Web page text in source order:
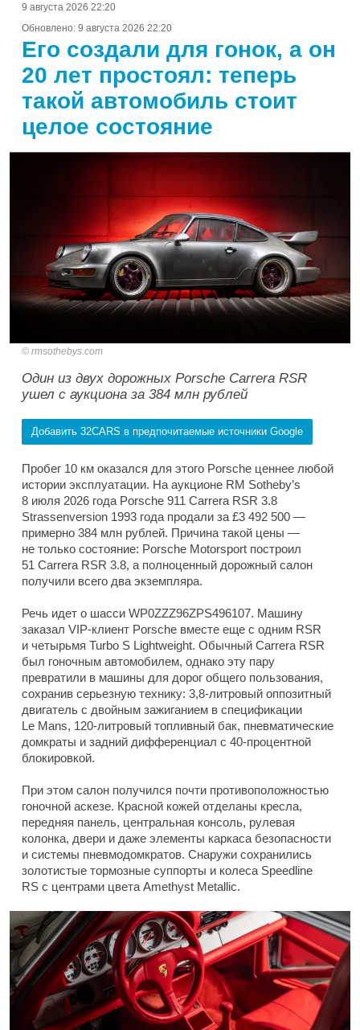
9 августа 2026 22:20
Обновлено: 9 августа 2026 22:20
Его создали для гонок, а он
20 лет простоял: теперь
такой автомобиль стоит
целое состояние
rmsothebys.com
Один из двух дорожных Porsche Carrera RSR
ушел с аукциона за 384 млн рублей
Добавить 32CARS в предпочитаемые источники Google
Пробег 10 км оказался для этого Porsche ценнее любой
истории эксплуатации. На аукционе RM Sotheby’s
8 июля 2026 года Porsche 911 Carrera RSR 3.8
Strassenversion 1993 года продали за £3 492 500 —
примерно 384 млн рублей. Причина такой цены —
не только состояние: Porsche Motorsport построил
51 Carrera RSR 3.8, а полноценный дорожный салон
получили всего два экземпляра.
Речь идет о шасси WP0ZZZ96ZPS496107. Машину
заказал VIP-клиент Porsche вместе еще с одним RSR
и четырьмя Turbo S Lightweight. Обычный Carrera RSR
был гоночным автомобилем, однако эту пару
превратили в машины для дорог общего пользования,
сохранив серьезную технику: 3,8-литровый оппозитный
двигатель с двойным зажиганием в спецификации
Le Mans, 120-литровый топливный бак, пневматические
домкраты и задний дифференциал с 40-процентной
блокировкой.
При этом салон получился почти противоположностью
гоночной аскезе. Красной кожей отделаны кресла,
передняя панель, центральная консоль, рулевая
колонка, двери и даже элементы каркаса безопасности
и системы пневмодомкратов. Снаружи сохранились
золотистые тормозные суппорты и колеса Speedline
RS с центрами цвета Amethyst Metallic.